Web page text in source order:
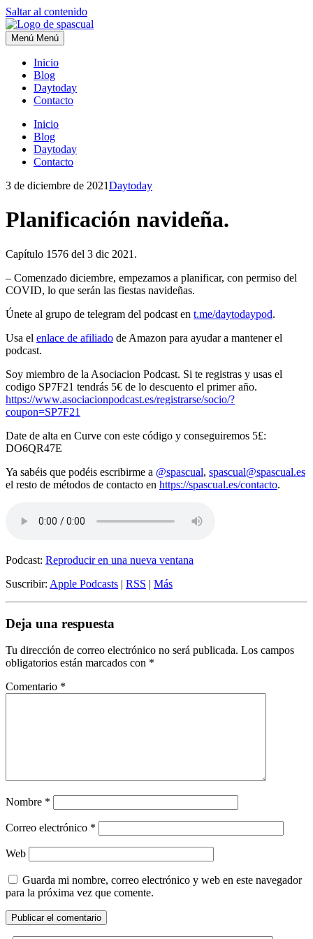
Saltar al contenido
Menú Menú
Inicio
Blog
Daytoday
Contacto
Inicio
Blog
Daytoday
Contacto
3 de diciembre de 2021Daytoday
Planificación navideña.
Capítulo 1576 del 3 dic 2021.
– Comenzado diciembre, empezamos a planificar, con permiso del
COVID, lo que serán las fiestas navideñas.
Únete al grupo de telegram del podcast en t.me/daytodaypod.
Usa el enlace de afiliado de Amazon para ayudar a mantener el
podcast.
Soy miembro de la Asociacion Podcast. Si te registras y usas el
codigo SP7F21 tendrás 5€ de lo descuento el primer año.
https://www.asociacionpodcast.es/registrarse/socio/?
coupon=SP7F21
Date de alta en Curve con este código y conseguiremos 5£:
DO6QR47E
Ya sabéis que podéis escribirme a @spascual, spascual@spascual.es
el resto de métodos de contacto en https://spascual.es/contacto.
Podcast: Reproducir en una nueva ventana
Suscribir: Apple Podcasts | RSS | Más
Deja una respuesta
Tu dirección de correo electrónico no será publicada. Los campos
obligatorios están marcados con *
Comentario *
Nombre *
Correo electrónico *
Web
Guarda mi nombre, correo electrónico y web en este navegador
para la próxima vez que comente.